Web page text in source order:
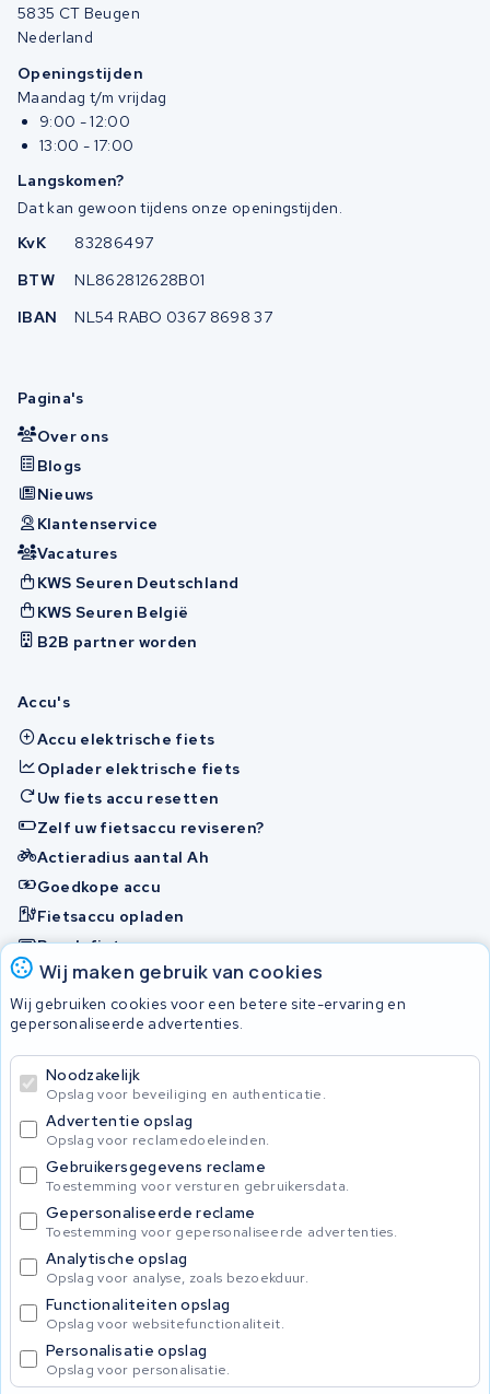
Wij maken gebruik van cookies
Wij gebruiken cookies voor een betere site-ervaring en
gepersonaliseerde advertenties.
Noodzakelijk
Opslag voor beveiliging en authenticatie.
Advertentie opslag
Opslag voor reclamedoeleinden.
Gebruikersgegevens reclame
Toestemming voor versturen gebruikersdata.
Gepersonaliseerde reclame
Toestemming voor gepersonaliseerde advertenties.
Analytische opslag
Opslag voor analyse, zoals bezoekduur.
Functionaliteiten opslag
Opslag voor websitefunctionaliteit.
Personalisatie opslag
Opslag voor personalisatie.
5835 CT Beugen
Nederland
Openingstijden
Maandag t/m vrijdag
9:00 - 12:00
13:00 - 17:00
Langskomen?
Dat kan gewoon tijdens onze openingstijden.
KvK
83286497
BTW
NL862812628B01
IBAN
NL54 RABO 0367 8698 37
Pagina's
Over ons
Blogs
Nieuws
Klantenservice
Vacatures
KWS Seuren Deutschland
KWS Seuren België
B2B partner worden
Accu's
Accu elektrische fiets
Oplader elektrische fiets
Uw fiets accu resetten
Zelf uw fietsaccu reviseren?
Actieradius aantal Ah
Goedkope accu
Fietsaccu opladen
Bosch fietsaccu
Nakijken en contact opnemen
Onherstelbaar
© 2026 KWS Seuren
Algemene Voorwaarden
Privacybeleid